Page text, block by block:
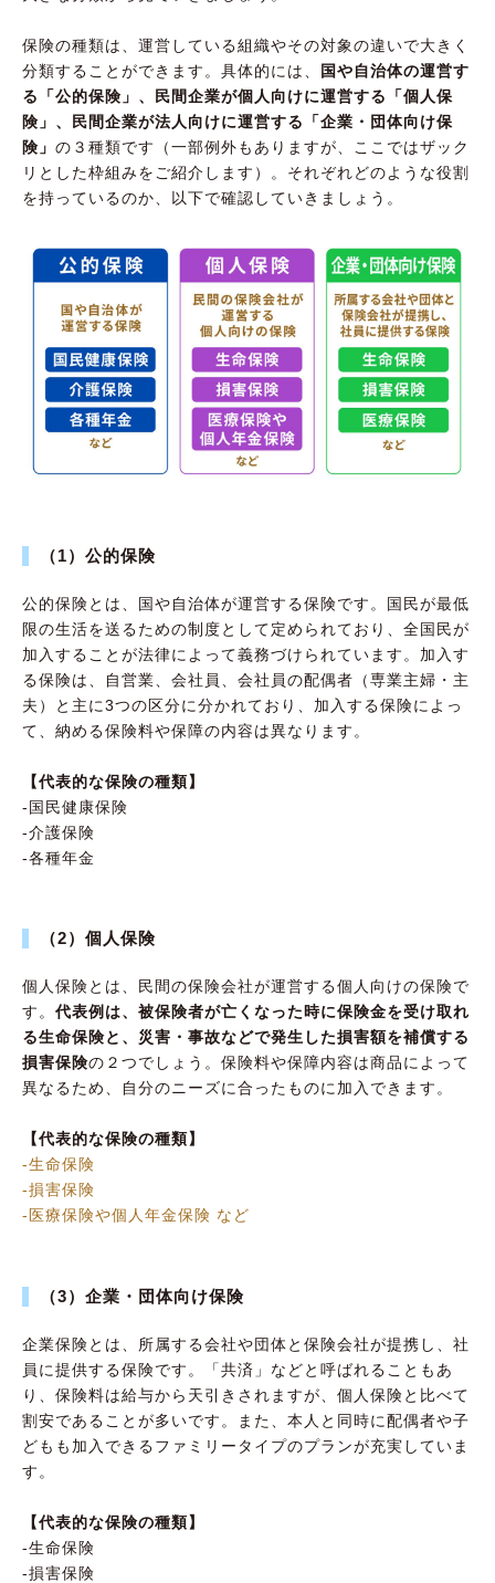
保険の種類は、運営している組織やその対象の違いで大きく
分類することができます。具体的には、 国や自治体の運営す
る「公的保険」、民間企業が個人向けに運営する「個人保
険」、民間企業が法人向けに運営する「企業・団体向け保
険」 の３種類です（一部例外もありますが、ここではザック
リとした枠組みをご紹介します）。それぞれどのような役割
を持っているのか、以下で確認していきましょう。
（1）公的保険
公的保険とは、国や自治体が運営する保険です。国民が最低
限の生活を送るための制度として定められており、全国民が
加入することが法律によって義務づけられています。加入す
る保険は、自営業、会社員、会社員の配偶者（専業主婦・主
夫）と主に3つの区分に分かれており、加入する保険によっ
て、納める保険料や保障の内容は異なります。
【代表的な保険の種類】
-国民健康保険
-介護保険
-各種年金
（2）個人保険
個人保険とは、民間の保険会社が運営する個人向けの保険で
す。 代表例は、被保険者が亡くなった時に保険金を受け取れ
る生命保険と、災害・事故などで発生した損害額を補償する
損害保険の２つでしょう。保険料や保障内容は商品によって
異なるため、自分のニーズに合ったものに加入できます。
【代表的な保険の種類】
-生命保険
-損害保険
-医療保険や個人年金保険 など
（3）企業・団体向け保険
企業保険とは、所属する会社や団体と保険会社が提携し、社
員に提供する保険です。「共済」などと呼ばれることもあ
り、保険料は給与から天引きされますが、個人保険と比べて
割安であることが多いです。また、本人と同時に配偶者や子
どもも加入できるファミリータイプのプランが充実していま
す。
【代表的な保険の種類】
-生命保険
-損害保険